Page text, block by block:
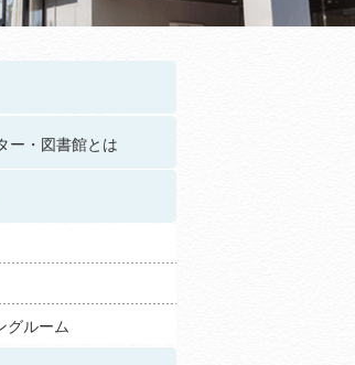
ー・図書館とは
グルーム